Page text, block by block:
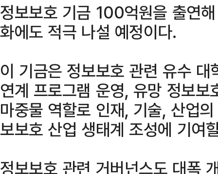
정보보호 기금 100억원을 출연
화에도 적극 나설 예정이다.
이 기금은 정보보호 관련 유수
연계 프로그램 운영, 유망 정보
마중물 역할로 인재, 기술, 산업
보보호 산업 생태계 조성에 기여
정보보호 관련 거버넌스도 대폭